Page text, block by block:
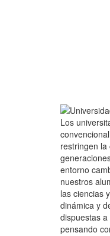
Los
restringen
entorno
nuestros
las ciencias
dinámica y
dispuestas
pensando